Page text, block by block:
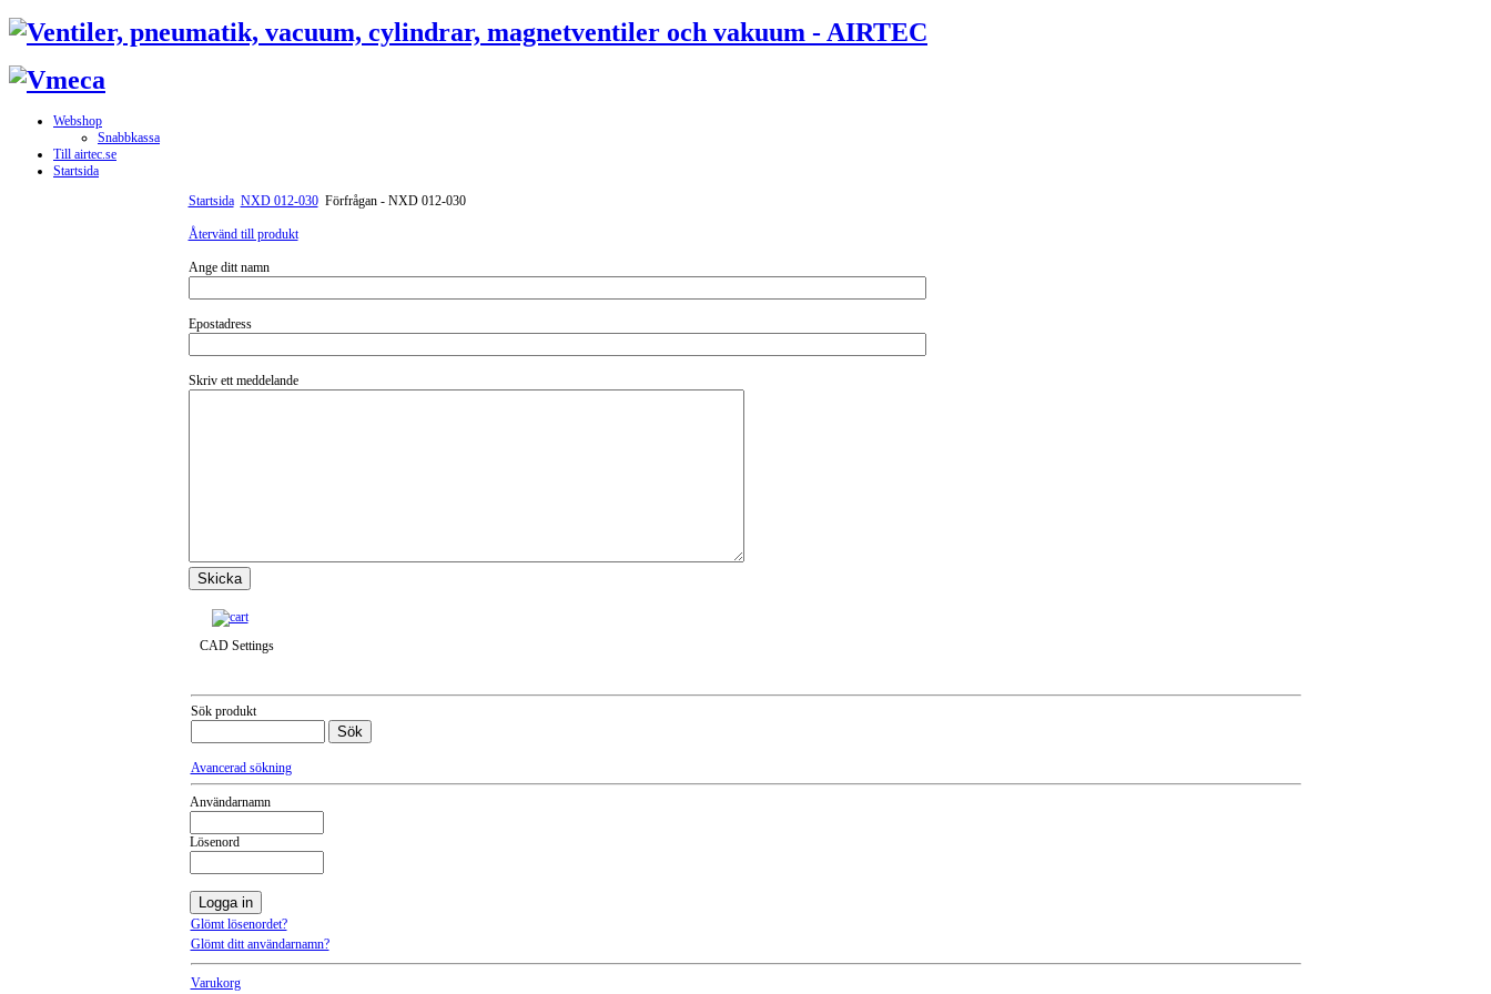
Webshop
Snabbkassa
Till airtec.se
Startsida
Startsida NXD 012-030 Förfrågan - NXD 012-030
Återvänd till produkt
Ange ditt namn
Epostadress
Skriv ett meddelande
CAD Settings
Sök produkt
Avancerad sökning
Användarnamn
Lösenord
Glömt lösenordet?
Glömt ditt användarnamn?
Varukorg